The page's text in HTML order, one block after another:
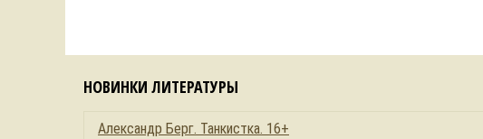
НОВИНКИ ЛИТЕРАТУРЫ
Александр Берг. Танкистка. 16+